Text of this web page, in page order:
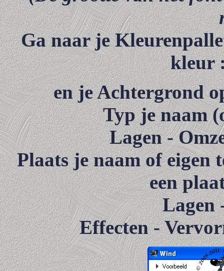
Ga naar je
kleur
en je Achtergrond
Typ je naam
Lagen -
Plaats je naam of eigen
een
Lagen
Effecten -